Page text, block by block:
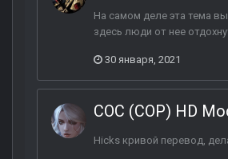
На самом деле эта тема
здесь люди от нее
30 января, 2021
COC (COP) HD
Hicks кривой перевод,